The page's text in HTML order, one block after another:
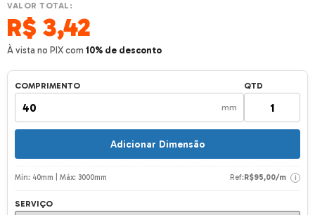
VALOR TOTAL:
R$ 3,42
À vista no PIX com 10% de desconto
COMPRIMENTO
mm
QTD
Adicionar Dimensão
Mín: 40mm | Máx: 3000mm Ref:R$95,00/m i
SERVIÇO